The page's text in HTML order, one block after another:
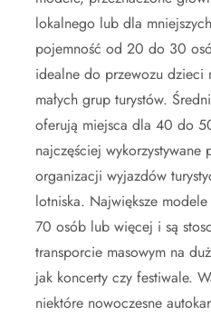
lokalnego lub dla
pojemność od 20 do 30
idealne do przewozu dzieci
małych grup turystów.
oferują miejsca dla 40 do
najczęściej
organizacji wyjazdów
lotniska. Największe
70 osób lub więcej i są
transporcie masowym na
jak koncerty czy festiwale.
niektóre nowoczesne